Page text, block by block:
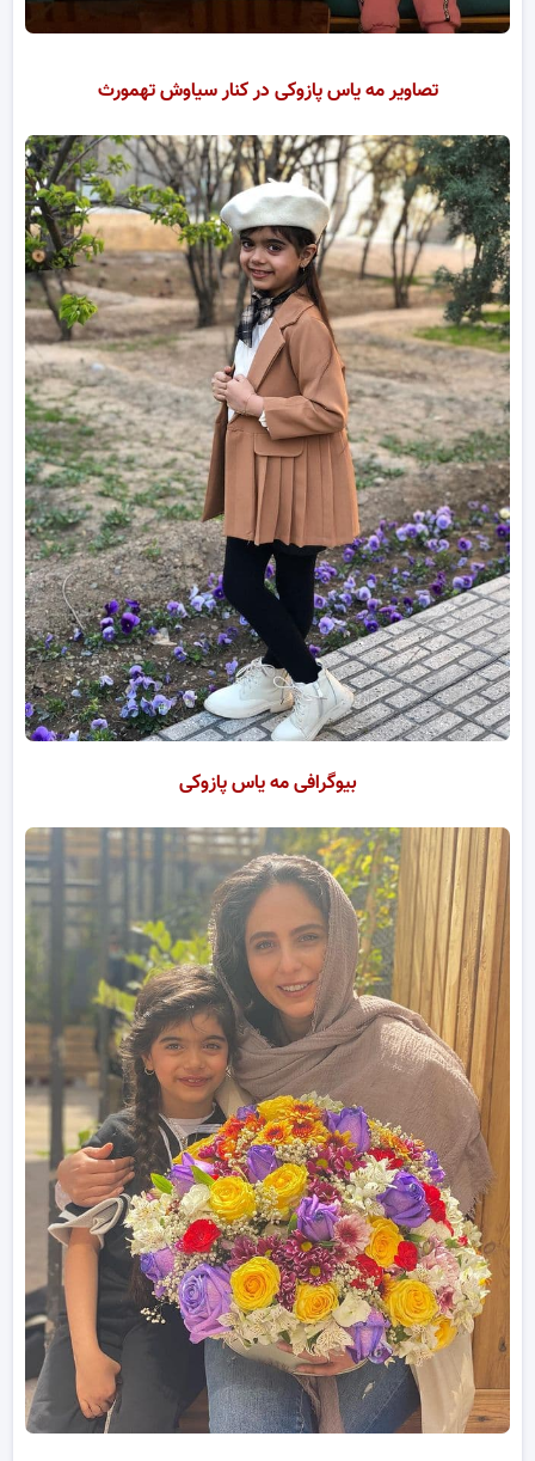
تصاویر مه یاس پازوکی در کنار سیاوش تهمورث
بیوگرافی مه یاس پازوکی